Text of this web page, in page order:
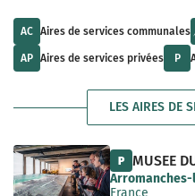
i
l
b
l
t
s
v
a
a
e
l
t
a
v
l
l
e
AC Aires de services communales
AP Aires de services privées P
LES AIRES DE
P MUSEE
France